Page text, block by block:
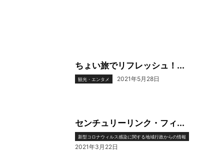
ちょい旅でリフレッシュ！...
観光・エンタメ 2021年5月28日
センチュリーリンク・フィ...
新型コロナウィルス感染に関する地域行政からの情報
2021年3月22日